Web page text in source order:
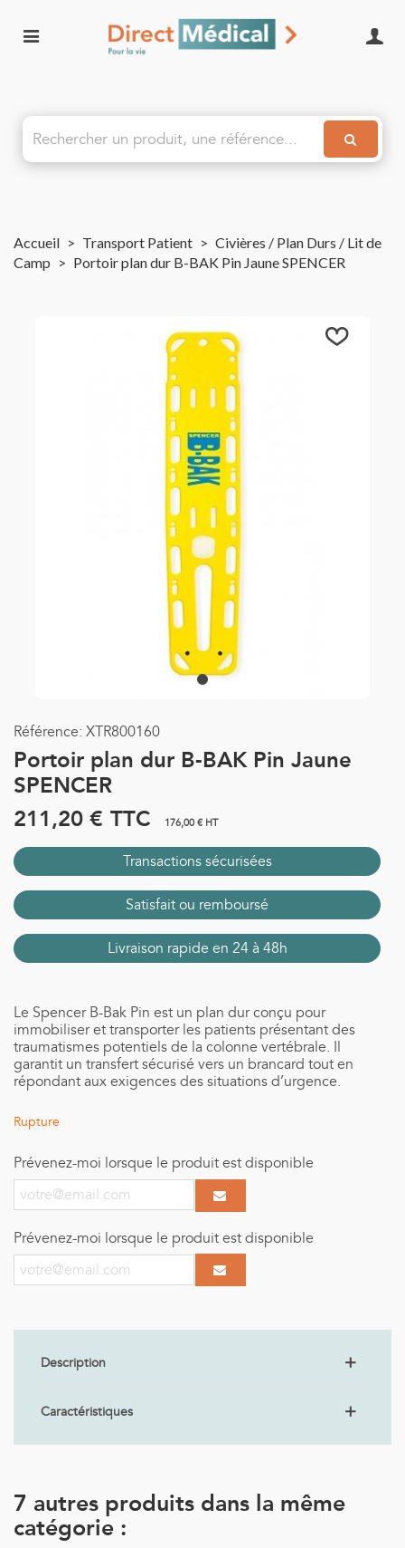
Accueil > Transport Patient > Civières / Plan Durs / Lit de
Camp > Portoir plan dur B-BAK Pin Jaune SPENCER
Référence: XTR800160
Portoir plan dur B-BAK Pin Jaune
SPENCER
211,20 € TTC 176,00 € HT
Transactions sécurisées
Satisfait ou remboursé
Livraison rapide en 24 à 48h
Le Spencer B-Bak Pin est un plan dur conçu pour
immobiliser et transporter les patients présentant des
traumatismes potentiels de la colonne vertébrale. Il
garantit un transfert sécurisé vers un brancard tout en
répondant aux exigences des situations d’urgence.
Rupture
Prévenez-moi lorsque le produit est disponible
Prévenez-moi lorsque le produit est disponible
Description
Caractéristiques
7 autres produits dans la même
catégorie :